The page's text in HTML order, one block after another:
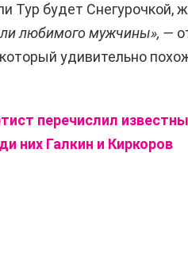
Тур будет Снегурочкой,
любимого мужчины», —
удивительно
перечислил
них Галкин и Киркоров